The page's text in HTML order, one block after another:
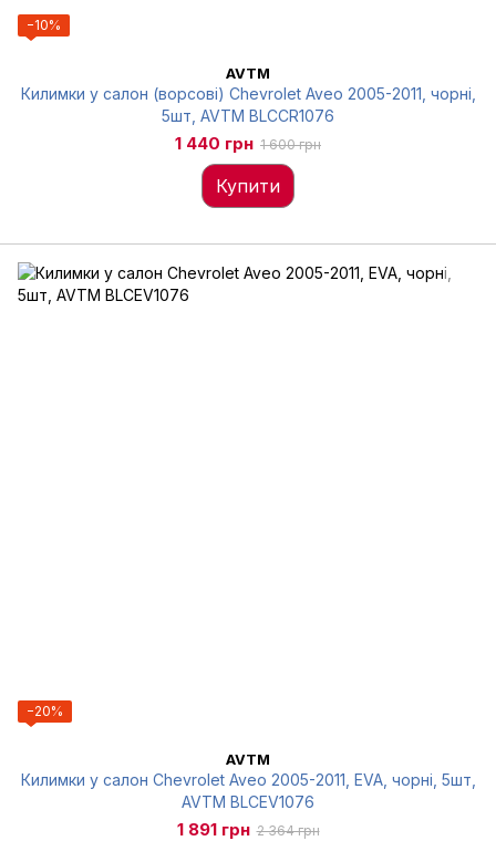
−10%
AVTM
Килимки у салон (ворсові) Chevrolet Aveo 2005-2011, чорні,
5шт, AVTM BLCCR1076
1 440 грн 1 600 грн
Купити
−20%
AVTM
Килимки у салон Chevrolet Aveo 2005-2011, EVA, чорні, 5шт,
AVTM BLCEV1076
1 891 грн 2 364 грн